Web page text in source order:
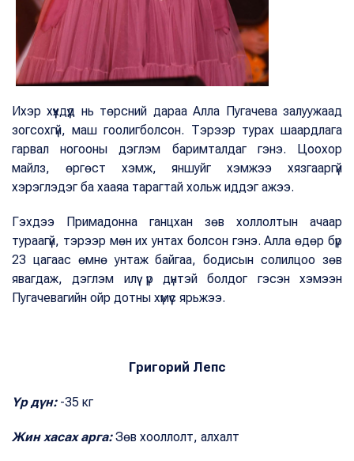
Ихэр хүүхдүүд нь төрсний дараа Алла Пугачева залуужаад
зогсохгүй, маш гоолигболсон. Тэрээр турах шаардлага
гарвал ногооны дэглэм баримталдаг гэнэ. Цоохор
майлз, өргөст хэмж, яншуйг хэмжээ хязгааргүй
хэрэглэдэг ба хааяа тарагтай хольж иддэг ажээ.
Гэхдээ Примадонна ганцхан зөв холлолтын ачаар
тураагүй, тэрээр мөн их унтах болсон гэнэ. Алла өдөр бүр
23 цагаас өмнө унтаж байгаа, бодисын солилцоо зөв
явагдаж, дэглэм илүү үр дүнтэй болдог гэсэн хэмээн
Пугачевагийн ойр дотны хүмүүс ярьжээ.
Григорий Лепс
Үр дүн:-35 кг
Жин хасах арга:Зөв хооллолт, алхалт